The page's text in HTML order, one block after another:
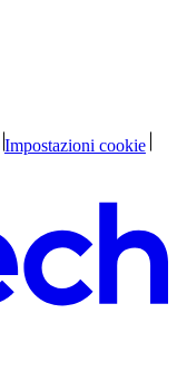
Impostazioni cookie